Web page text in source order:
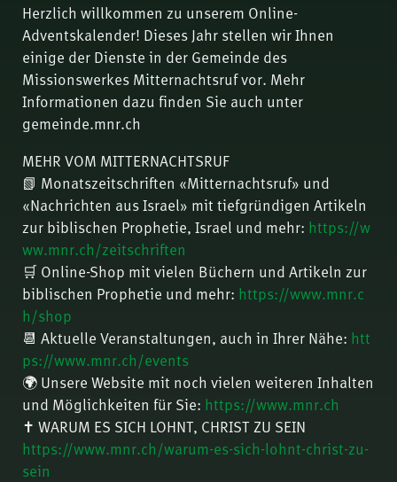
Herzlich willkommen zu unserem Online-
Adventskalender! Dieses Jahr stellen wir Ihnen
einige der Dienste in der Gemeinde des
Missionswerkes Mitternachtsruf vor. Mehr
Informationen dazu finden Sie auch unter
gemeinde.mnr.ch
MEHR VOM MITTERNACHTSRUF
📗 Monatszeitschriften «Mitternachtsruf» und
«Nachrichten aus Israel» mit tiefgründigen Artikeln
zur biblischen Prophetie, Israel und mehr: https://w
ww.mnr.ch/zeitschriften
🛒 Online-Shop mit vielen Büchern und Artikeln zur
biblischen Prophetie und mehr: https://www.mnr.c
h/shop
📆 Aktuelle Veranstaltungen, auch in Ihrer Nähe: htt
ps://www.mnr.ch/events
🌍 Unsere Website mit noch vielen weiteren Inhalten
und Möglichkeiten für Sie: https://www.mnr.ch
✝️ WARUM ES SICH LOHNT, CHRIST ZU SEIN
https://www.mnr.ch/warum-es-sich-lohnt-christ-zu-
sein